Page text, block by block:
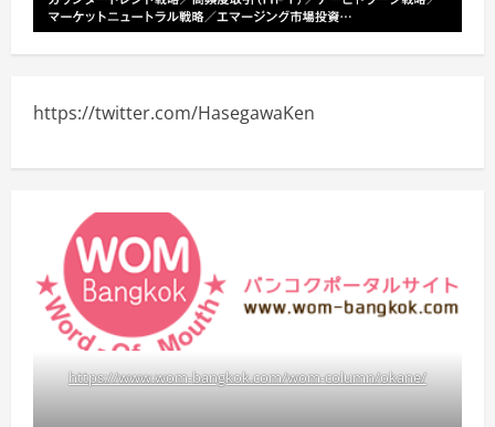
https://twitter.com/HasegawaKen
https://www.wom-bangkok.com/wom-column/okane/